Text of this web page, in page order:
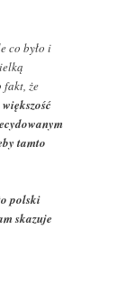
co było i
że
większość
tamto
polski
skazuje